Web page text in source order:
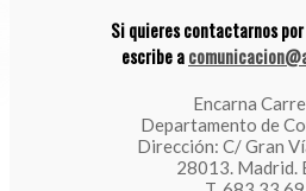
Si quieres contactarnos
escribe a
Encarna
Departamento de
Dirección: C/ Gran
28013. Madrid.